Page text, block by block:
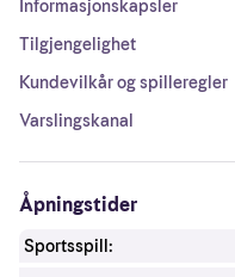
Informasjonskapsler
Tilgjengelighet
Kundevilkår og spilleregler
Varslingskanal
Åpningstider
Sportsspill: